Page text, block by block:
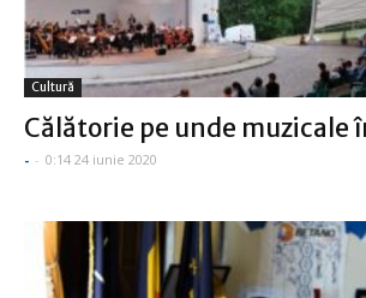
Cultură
Călătorie pe unde muzicale
- - 0:14 24 iunie 2020